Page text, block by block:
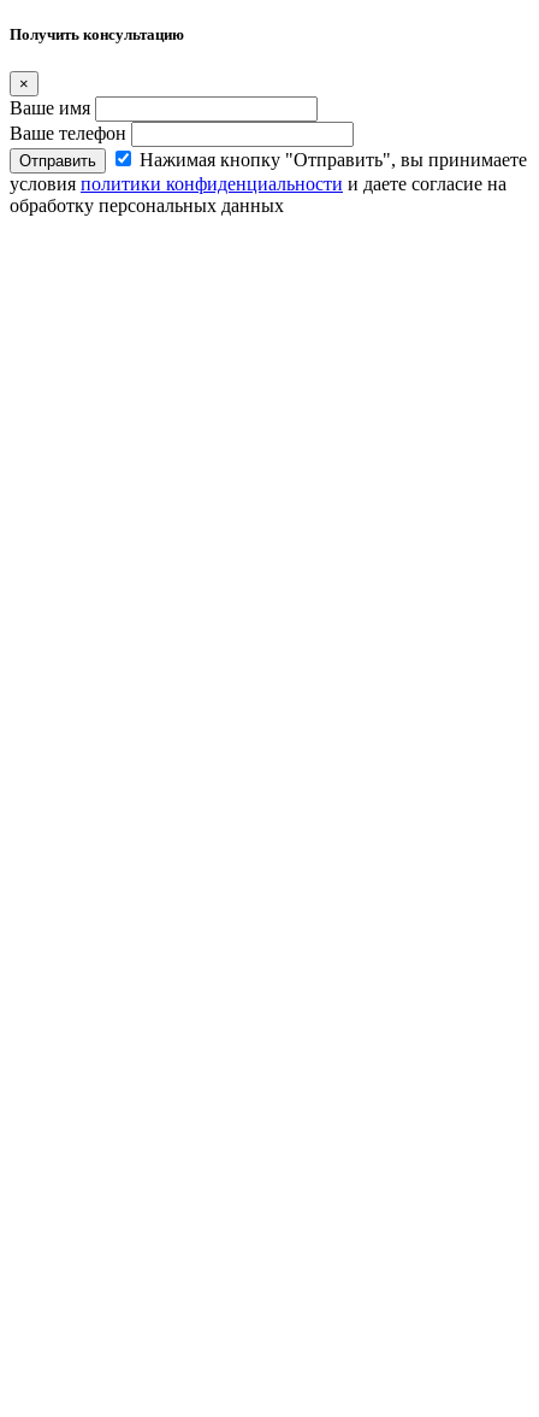
Получить консультацию
×
Ваше имя
Ваше телефон
Отправить
Нажимая кнопку "Отправить", вы принимаете
условия политики конфиденциальности и даете согласие на
обработку персональных данных